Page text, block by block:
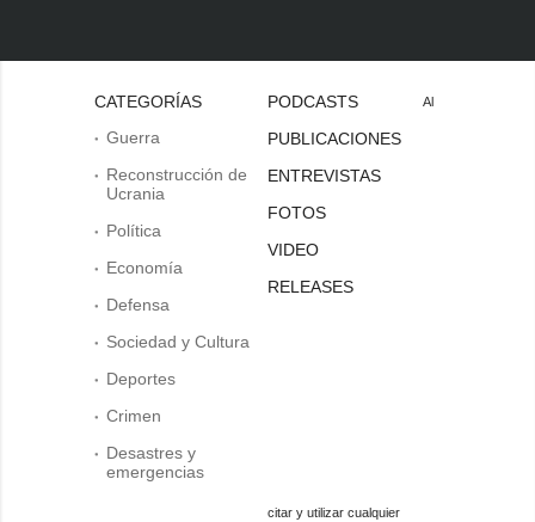
CATEGORÍAS
Guerra
Reconstrucción de
Ucrania
Política
Economía
Defensa
Sociedad y Cultura
Deportes
Crimen
Desastres y
emergencias
PODCASTS
PUBLICACIONES
ENTREVISTAS
FOTOS
VIDEO
RELEASES
Al
citar y utilizar cualquier